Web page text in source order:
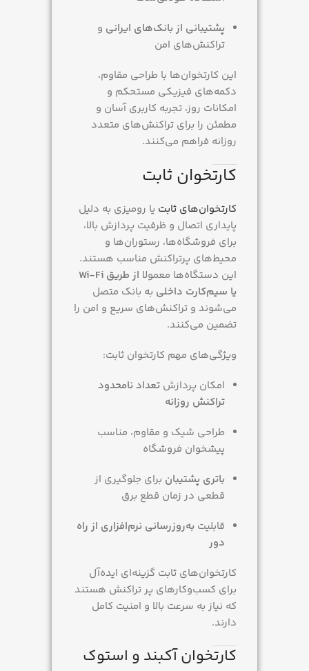
پشتیبانی از بانک‌های ایرانی و
تراکنش‌های امن
این کارتخوان‌ها با طراحی مقاوم،
دکمه‌های فیزیکی مستحکم و
امکانات روز، تجربه کاربری آسان و
مطمئن را برای تراکنش‌های متعدد
روزانه فراهم می‌کنند.
کارتخوان ثابت
کارتخوان‌های ثابت یا رومیزی به دلیل
پایداری اتصال و ظرفیت پردازش بالا،
برای فروشگاه‌ها، رستوران‌ها و
محیط‌های پرتراکنش مناسب هستند.
این دستگاه‌ها معمولا
از طریق Wi-Fi
یا سیم‌کارت داخلی به بانک متصل
می‌شوند و تراکنش‌های سریع و امن را
تضمین می‌کنند.
ویژگی‌های مهم کارتخوان ثابت:
امکان پردازش تعداد نامحدود
تراکنش روزانه
طراحی شیک و مقاوم، مناسب
پیشخوان فروشگاه
باتری پشتیبان برای جلوگیری از
قطعی در زمان قطع برق
قابلیت به‌روزرسانی نرم‌افزاری از راه
دور
کارتخوان‌های ثابت گزینه‌ای ایده‌آل
برای کسب‌وکارهای پر تراکنش هستند
که نیاز به سرعت بالا و امنیت کامل
دارند.
کارتخوان آکبند و استوک